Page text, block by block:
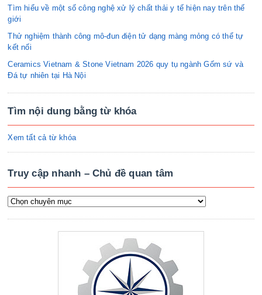
Tìm hiểu về một số công nghệ xử lý chất thải y tế hiện nay trên thế
giới
Thử nghiệm thành công mô-đun điện tử dạng màng mỏng có thể tự
kết nối
Ceramics Vietnam & Stone Vietnam 2026 quy tụ ngành Gốm sứ và
Đá tự nhiên tại Hà Nội
Tìm nội dung bằng từ khóa
Xem tất cả từ khóa
Truy cập nhanh – Chủ đề quan tâm